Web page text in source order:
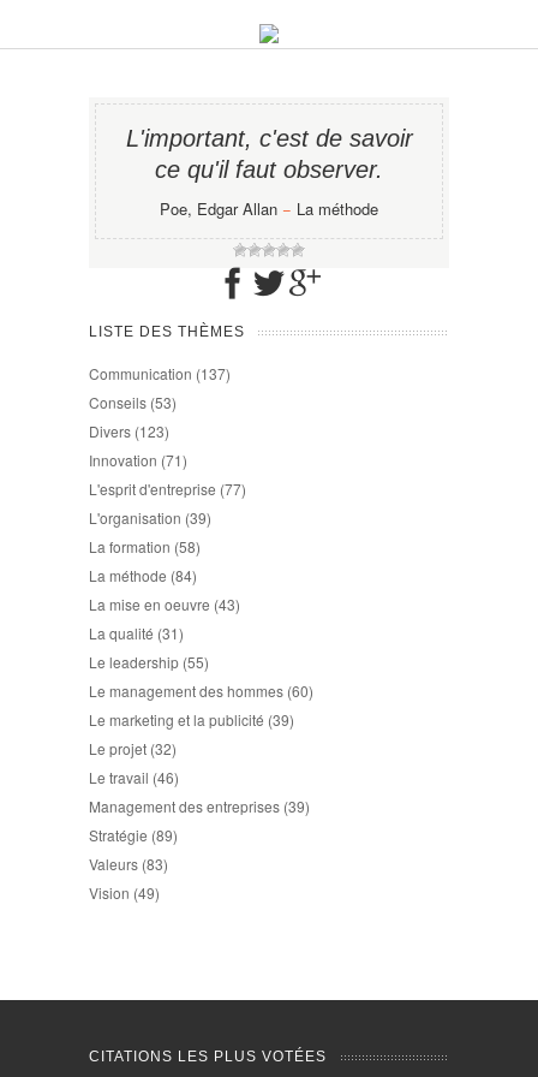
L'important, c'est de savoir
ce qu'il faut observer.
Poe, Edgar Allan − La méthode
LISTE DES THÈMES
Communication (137)
Conseils (53)
Divers (123)
Innovation (71)
L'esprit d'entreprise (77)
L'organisation (39)
La formation (58)
La méthode (84)
La mise en oeuvre (43)
La qualité (31)
Le leadership (55)
Le management des hommes (60)
Le marketing et la publicité (39)
Le projet (32)
Le travail (46)
Management des entreprises (39)
Stratégie (89)
Valeurs (83)
Vision (49)
CITATIONS LES PLUS VOTÉES